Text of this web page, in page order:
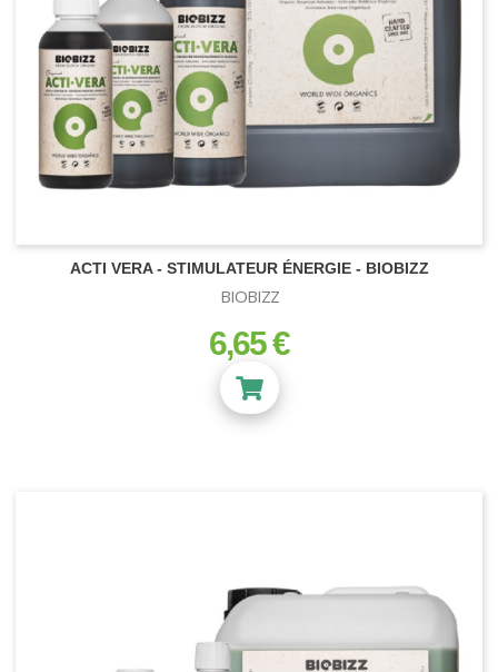
ACTI VERA - STIMULATEUR ÉNERGIE - BIOBIZZ
BIOBIZZ
prix
6,65 €